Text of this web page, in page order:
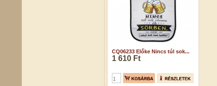
CQ06233 Előke Nincs túl sok...
1 610 Ft